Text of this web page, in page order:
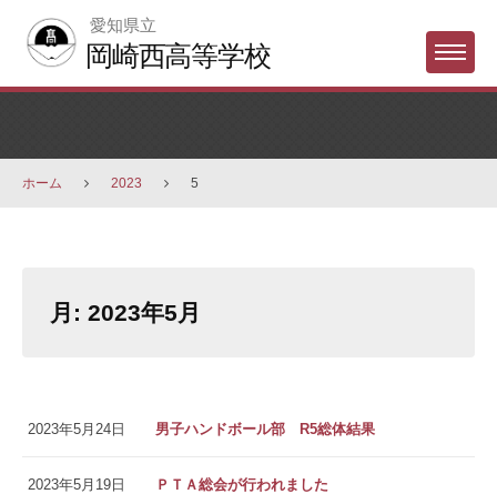
愛知県立
岡崎西高等学校 Menu
ホーム 2023 5
月: 2023年5月
2023年5月24日 男子ハンドボール部 R5総体結果
2023年5月19日 ＰＴＡ総会が行われました